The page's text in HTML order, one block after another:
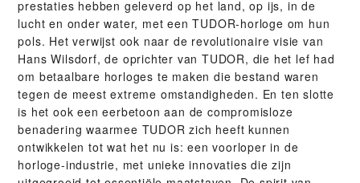
prestaties hebben geleverd op het land, op ijs, in de
lucht en onder water, met een TUDOR-horloge om hun
pols. Het verwijst ook naar de revolutionaire visie van
Hans Wilsdorf, de oprichter van TUDOR, die het lef had
om betaalbare horloges te maken die bestand waren
tegen de meest extreme omstandigheden. En ten slotte
is het ook een eerbetoon aan de compromisloze
benadering waarmee TUDOR zich heeft kunnen
ontwikkelen tot wat het nu is: een voorloper in de
horloge-industrie, met unieke innovaties die zijn